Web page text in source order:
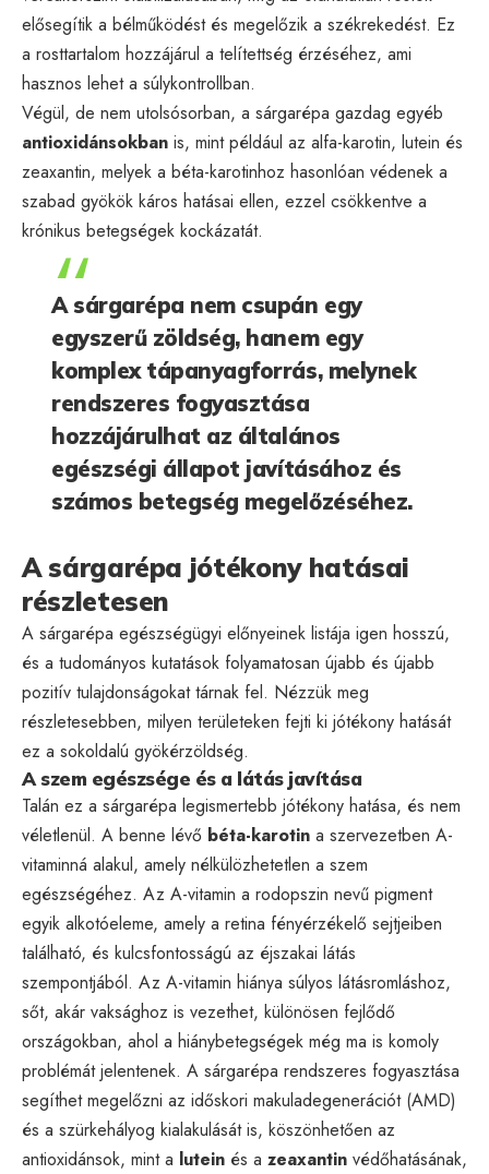
elősegítik a bélműködést és megelőzik a székrekedést. Ez
a rosttartalom hozzájárul a telítettség érzéséhez, ami
hasznos lehet a súlykontrollban.
Végül, de nem utolsósorban, a sárgarépa gazdag egyéb
antioxidánsokban is, mint például az alfa-karotin, lutein és
zeaxantin, melyek a béta-karotinhoz hasonlóan védenek a
szabad gyökök káros hatásai ellen, ezzel csökkentve a
krónikus betegségek kockázatát.
A sárgarépa nem csupán egy
egyszerű zöldség, hanem egy
komplex tápanyagforrás, melynek
rendszeres fogyasztása
hozzájárulhat az általános
egészségi állapot javításához és
számos betegség megelőzéséhez.
A sárgarépa jótékony hatásai
részletesen
A sárgarépa egészségügyi előnyeinek listája igen hosszú,
és a tudományos kutatások folyamatosan újabb és újabb
pozitív tulajdonságokat tárnak fel. Nézzük meg
részletesebben, milyen területeken fejti ki jótékony hatását
ez a sokoldalú gyökérzöldség.
A szem egészsége és a látás javítása
Talán ez a sárgarépa legismertebb jótékony hatása, és nem
véletlenül. A benne lévő béta-karotin a szervezetben A-
vitaminná alakul, amely nélkülözhetetlen a szem
egészségéhez. Az A-vitamin a rodopszin nevű pigment
egyik alkotóeleme, amely a retina fényérzékelő sejtjeiben
található, és kulcsfontosságú az éjszakai látás
szempontjából. Az A-vitamin hiánya súlyos látásromláshoz,
sőt, akár vaksághoz is vezethet, különösen fejlődő
országokban, ahol a hiánybetegségek még ma is komoly
problémát jelentenek. A sárgarépa rendszeres fogyasztása
segíthet megelőzni az időskori makuladegenerációt (AMD)
és a szürkehályog kialakulását is, köszönhetően az
antioxidánsok, mint a lutein és a zeaxantin védőhatásának,